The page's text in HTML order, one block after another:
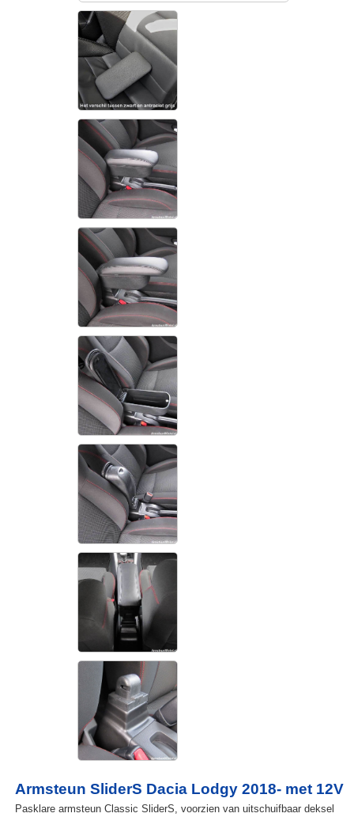
Armsteun SliderS Dacia Lodgy 2018- met 12V
Pasklare armsteun Classic SliderS, voorzien van uitschuifbaar deksel